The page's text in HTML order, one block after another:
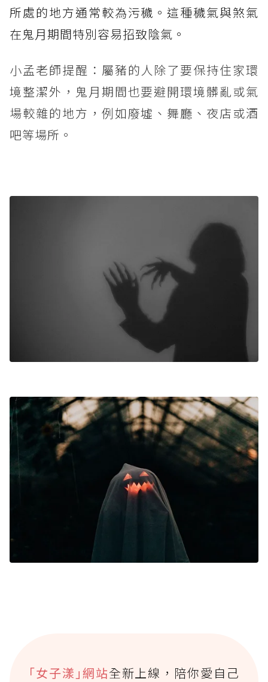
所處的地方通常較為污穢。這種穢氣與煞氣
在鬼月期間特別容易招致陰氣。
小孟老師提醒：屬豬的人除了要保持住家環
境整潔外，鬼月期間也要避開環境髒亂或氣
場較雜的地方，例如廢墟、舞廳、夜店或酒
吧等場所。
｢女子漾｣網站全新上線，陪你愛自己